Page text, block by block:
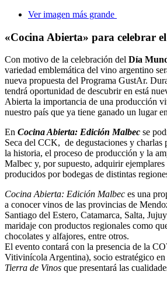
Ver imagen más grande
«Cocina Abierta» para celebrar
Con motivo de la celebración del Día
variedad emblemática del vino argentino
nueva propuesta del Programa GustAr.
tendrá oportunidad de descubrir en está
Abierta la importancia de una producción
nuestro país que ya tiene ganado un lugar
En Cocina Abierta: Edición Malbec se
Seca del CCK, de degustaciones y charlas
la historia, el proceso de producción y la
Malbec y, por supuesto, adquirir ejemplares
producidos por bodegas de distintas
Cocina Abierta: Edición Malbec es una
a conocer vinos de las provincias de
Santiago del Estero, Catamarca, Salta,
maridaje con productos regionales como
chocolates y alfajores, entre otros.
El evento contará con la presencia de la
Vitivinícola Argentina), socio estratégico
Tierra de Vinos que presentará las